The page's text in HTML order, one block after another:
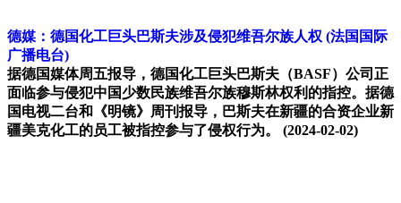
德媒：德国化工巨头巴斯夫涉及侵犯维吾尔族人权 (法国国际
广播电台)
据德国媒体周五报导，德国化工巨头巴斯夫（BASF）公司正
面临参与侵犯中国少数民族维吾尔族穆斯林权利的指控。据德
国电视二台和《明镜》周刊报导，巴斯夫在新疆的合资企业新
疆美克化工的员工被指控参与了侵权行为。 (2024-02-02)